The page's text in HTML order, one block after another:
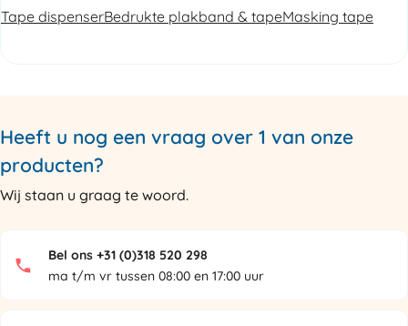
Tape dispenserBedrukte plakband & tapeMasking tape
Heeft u nog een vraag over 1 van onze
producten?
Wij staan u graag te woord.
Bel ons +31 (0)318 520 298
ma t/m vr tussen 08:00 en 17:00 uur